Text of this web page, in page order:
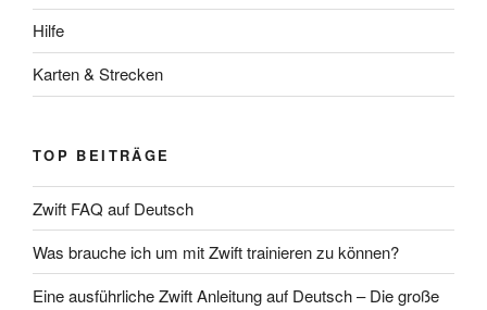
Hilfe
Karten & Strecken
TOP BEITRÄGE
Zwift FAQ auf Deutsch
Was brauche ich um mit Zwift trainieren zu können?
Eine ausführliche Zwift Anleitung auf Deutsch – Die große